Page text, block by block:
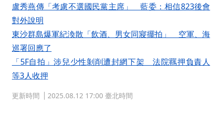
盧秀燕傳「考慮不選國民黨主席」 藍委：相信823後會
對外說明
東沙群島爆軍紀渙散「飲酒、男女同寢擺拍」 空軍、海
巡署回應了
「5F自拍」涉兒少性剝削遭封網下架 法院羈押負責人
等3人收押
更新時間 2025.08.12 17:00 臺北時間